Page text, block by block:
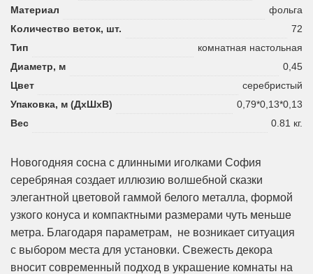
Материал
фольга
Количество веток, шт.
72
Тип
комнатная настольная
Диаметр, м
0,45
Цвет
серебристый
Упаковка, м (ДхШхВ)
0,79*0,13*0,13
Вес
0.81 кг.
Новогодняя сосна с длинными иголками София
серебряная создает иллюзию волшебной сказки
элегантной цветовой гаммой белого металла, формой
узкого конуса и компактными размерами чуть меньше
метра. Благодаря параметрам, не возникает ситуация
с выбором места для установки. Свежесть декора
вносит современный подход в украшение комнаты на